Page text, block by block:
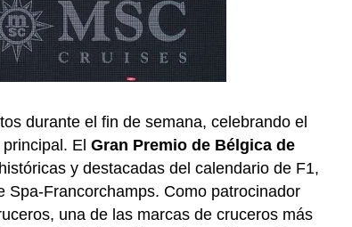
durante el fin de semana, celebrando el
El Gran Premio de Bélgica de
y destacadas del calendario de F1,
Francorchamps. Como patrocinador
una de las marcas de cruceros más